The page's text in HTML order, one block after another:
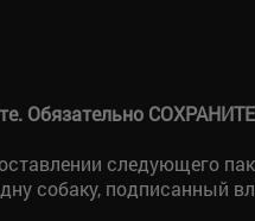
Обязательно
следующего
собаку, подписанный